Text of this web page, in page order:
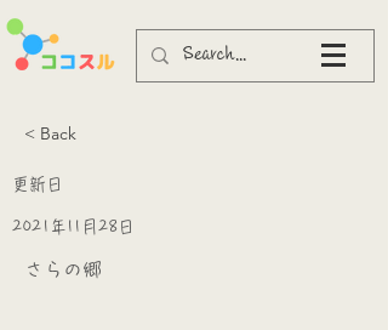
< Back
更新日
2021年11月28日
さらの郷